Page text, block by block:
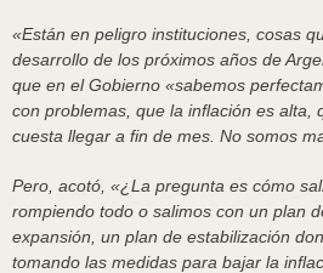
«Están en peligro instituciones, cosas
desarrollo de los próximos años de
que en el Gobierno «sabemos
con problemas, que la inflación es alta,
cuesta llegar a fin de mes. No somos
Pero, acotó, «¿La pregunta es cómo
rompiendo todo o salimos con un plan
expansión, un plan de estabilización
tomando las medidas para bajar la